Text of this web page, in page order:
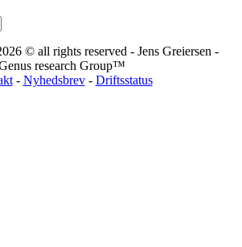
© all rights reserved - Jens Greiersen -
research Group™
- Nyhedsbrev- Driftsstatus